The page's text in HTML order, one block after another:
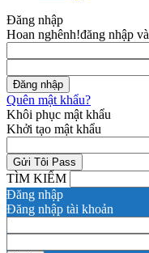
Đăng nhập
Hoan nghênh!đăng nhập
Quên mật khẩu?
Khôi phục mật khẩu
Khởi tạo mật khẩu
TÌM KIẾM
Đăng nhập
Đăng nhập tài khoản